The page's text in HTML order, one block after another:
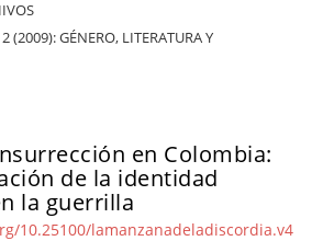
(2009): GÉNERO, LITERATURA Y
en Colombia:
de la identidad
la guerrilla
10.25100/
del artículo